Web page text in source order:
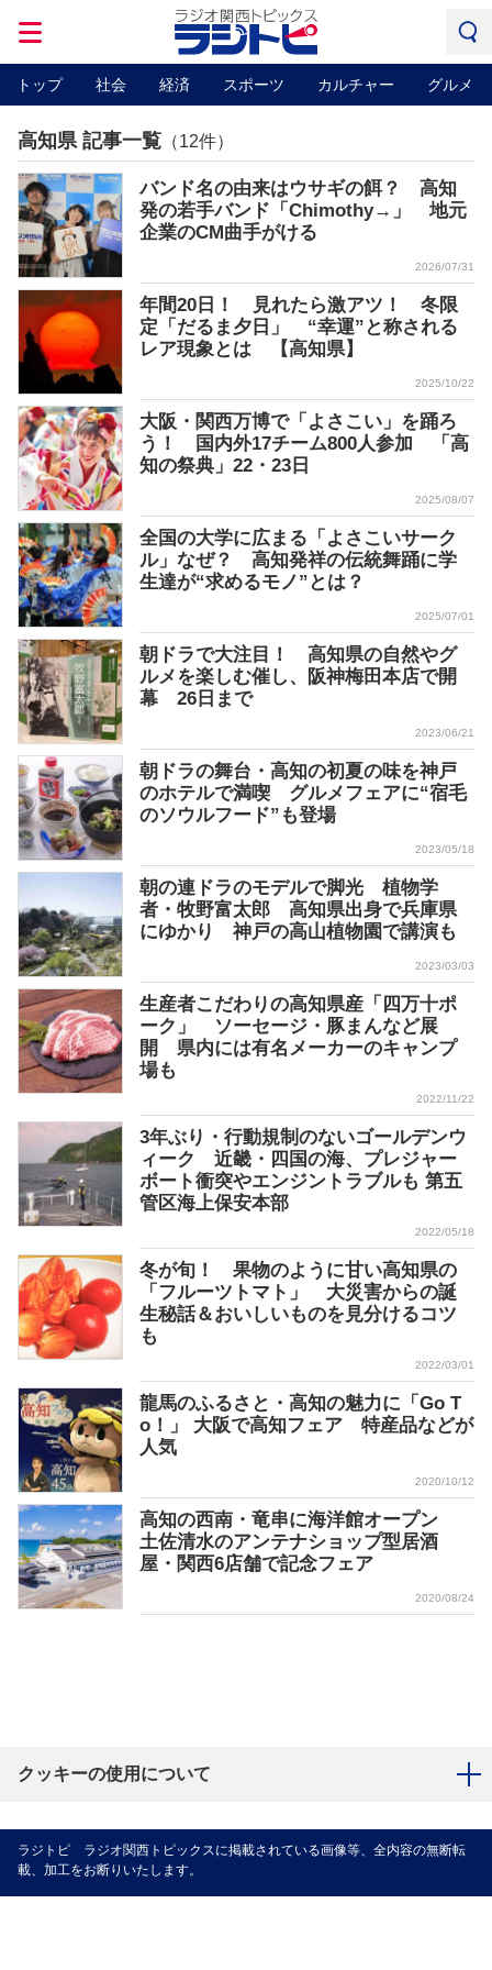
トップ 社会 経済 スポーツ カルチャー グルメ
高知県 記事一覧 （12件）
バンド名の由来はウサギの餌？ 高知
発の若手バンド「Chimothy→」 地元
企業のCM曲手がける
2026/07/31
年間20日！ 見れたら激アツ！ 冬限
定「だるま夕日」 “幸運”と称される
レア現象とは 【高知県】
2025/10/22
大阪・関西万博で「よさこい」を踊ろ
う！ 国内外17チーム800人参加 「高
知の祭典」22・23日
2025/08/07
全国の大学に広まる「よさこいサーク
ル」なぜ？ 高知発祥の伝統舞踊に学
生達が“求めるモノ”とは？
2025/07/01
朝ドラで大注目！ 高知県の自然やグ
ルメを楽しむ催し、阪神梅田本店で開
幕 26日まで
2023/06/21
朝ドラの舞台・高知の初夏の味を神戸
のホテルで満喫 グルメフェアに“宿毛
のソウルフード”も登場
2023/05/18
朝の連ドラのモデルで脚光 植物学
者・牧野富太郎 高知県出身で兵庫県
にゆかり 神戸の高山植物園で講演も
2023/03/03
生産者こだわりの高知県産「四万十ポ
ーク」 ソーセージ・豚まんなど展
開 県内には有名メーカーのキャンプ
場も
2022/11/22
3年ぶり・行動規制のないゴールデンウ
ィーク 近畿・四国の海、プレジャー
ボート衝突やエンジントラブルも 第五
管区海上保安本部
2022/05/18
冬が旬！ 果物のように甘い高知県の
「フルーツトマト」 大災害からの誕
生秘話＆おいしいものを見分けるコツ
も
2022/03/01
龍馬のふるさと・高知の魅力に「Go T
o！」 大阪で高知フェア 特産品などが
人気
2020/10/12
高知の西南・竜串に海洋館オープン
土佐清水のアンテナショップ型居酒
屋・関西6店舗で記念フェア
2020/08/24
クッキーの使用について
ラジトピ ラジオ関西トピックスに掲載されている画像等、全内容の無断転
載、加工をお断りいたします。